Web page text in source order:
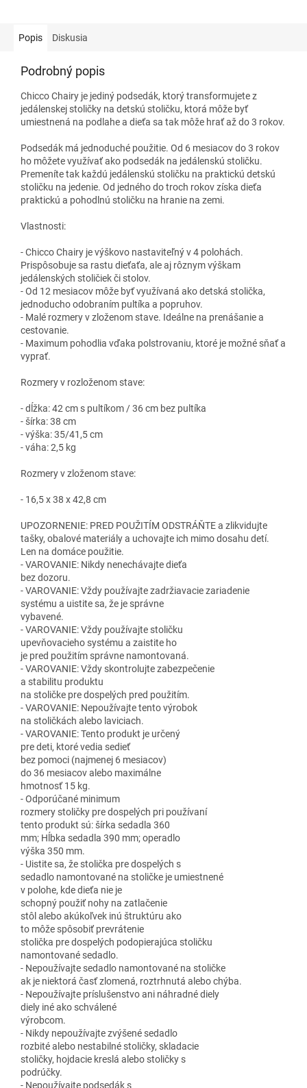
Popis Diskusia
Podrobný popis
Chicco Chairy je jediný podsedák, ktorý transformujete z
jedálenskej stoličky na detskú stoličku, ktorá môže byť
umiestnená na podlahe a dieťa sa tak môže hrať až do 3 rokov.
Podsedák má jednoduché použitie. Od 6 mesiacov do 3 rokov
ho môžete využívať ako podsedák na jedálenskú stoličku.
Premeníte tak každú jedálenskú stoličku na praktickú detskú
stoličku na jedenie. Od jedného do troch rokov získa dieťa
praktickú a pohodlnú stoličku na hranie na zemi.
Vlastnosti:
- Chicco Chairy je výškovo nastaviteľný v 4 polohách.
Prispôsobuje sa rastu dieťaťa, ale aj rôznym výškam
jedálenských stoličiek či stolov.
- Od 12 mesiacov môže byť využívaná ako detská stolička,
jednoducho odobraním pultíka a popruhov.
- Malé rozmery v zloženom stave. Ideálne na prenášanie a
cestovanie.
- Maximum pohodlia vďaka polstrovaniu, ktoré je možné sňať a
vyprať.
Rozmery v rozloženom stave:
- dĺžka: 42 cm s pultíkom / 36 cm bez pultíka
- šírka: 38 cm
- výška: 35/41,5 cm
- váha: 2,5 kg
Rozmery v zloženom stave:
- 16,5 x 38 x 42,8 cm
UPOZORNENIE: PRED POUŽITÍM ODSTRÁŇTE a zlikvidujte
tašky, obalové materiály a uchovajte ich mimo dosahu detí.
Len na domáce použitie.
- VAROVANIE: Nikdy nenechávajte dieťa
bez dozoru.
- VAROVANIE: Vždy používajte zadržiavacie zariadenie
systému a uistite sa, že je správne
vybavené.
- VAROVANIE: Vždy používajte stoličku
upevňovacieho systému a zaistite ho
je pred použitím správne namontovaná.
- VAROVANIE: Vždy skontrolujte zabezpečenie
a stabilitu produktu
na stoličke pre dospelých pred použitím.
- VAROVANIE: Nepoužívajte tento výrobok
na stoličkách alebo laviciach.
- VAROVANIE: Tento produkt je určený
pre deti, ktoré vedia sedieť
bez pomoci (najmenej 6 mesiacov)
do 36 mesiacov alebo maximálne
hmotnosť 15 kg.
- Odporúčané minimum
rozmery stoličky pre dospelých pri používaní
tento produkt sú: šírka sedadla 360
mm; Hĺbka sedadla 390 mm; operadlo
výška 350 mm.
- Uistite sa, že stolička pre dospelých s
sedadlo namontované na stoličke je umiestnené
v polohe, kde dieťa nie je
schopný použiť nohy na zatlačenie
stôl alebo akúkoľvek inú štruktúru ako
to môže spôsobiť prevrátenie
stolička pre dospelých podopierajúca stoličku
namontované sedadlo.
- Nepoužívajte sedadlo namontované na stoličke
ak je niektorá časť zlomená, roztrhnutá alebo chýba.
- Nepoužívajte príslušenstvo ani náhradné diely
diely iné ako schválené
výrobcom.
- Nikdy nepoužívajte zvýšené sedadlo
rozbité alebo nestabilné stoličky, skladacie
stoličky, hojdacie kreslá alebo stoličky s
podrúčky.
- Nepoužívajte podsedák s